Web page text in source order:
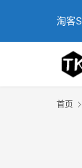
淘客
首页